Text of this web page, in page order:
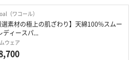
（ワコール）
選素材の極上の肌ざわり】天綿100%スムー
ディースパ...
ウェア